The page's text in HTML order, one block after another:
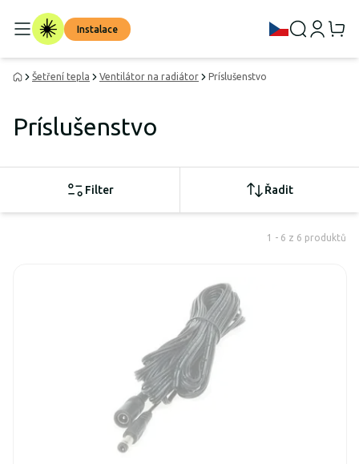
Instalace
Šetření tepla Ventilátor na radiátor Príslušenstvo
Príslušenstvo
Filter Řadit
1 - 6 z 6 produktů